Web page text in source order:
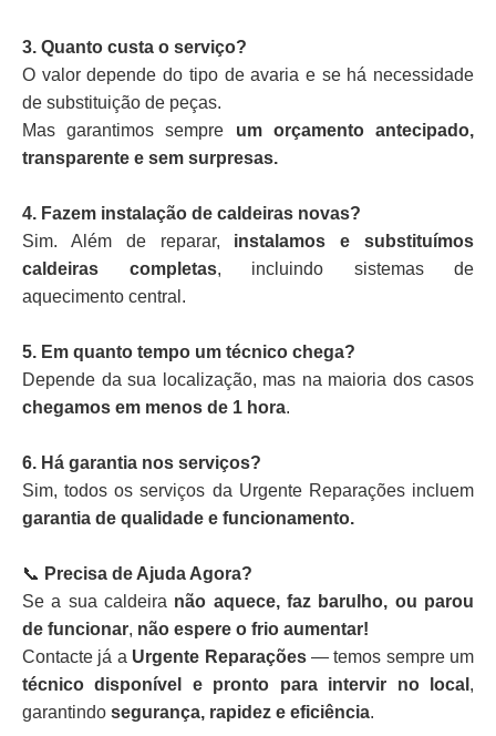
3. Quanto custa o serviço?
O valor depende do tipo de avaria e se há necessidade
de substituição de peças.
Mas garantimos sempre um orçamento antecipado,
transparente e sem surpresas.
4. Fazem instalação de caldeiras novas?
Sim. Além de reparar, instalamos e substituímos
caldeiras completas, incluindo sistemas de
aquecimento central.
5. Em quanto tempo um técnico chega?
Depende da sua localização, mas na maioria dos casos
chegamos em menos de 1 hora.
6. Há garantia nos serviços?
Sim, todos os serviços da Urgente Reparações incluem
garantia de qualidade e funcionamento.
📞 Precisa de Ajuda Agora?
Se a sua caldeira não aquece, faz barulho, ou parou
de funcionar, não espere o frio aumentar!
Contacte já a Urgente Reparações— temos sempre um
técnico disponível e pronto para intervir no local ,
garantindo segurança, rapidez e eficiência.